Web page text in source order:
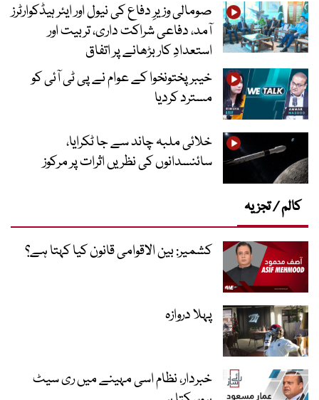
صومالی وزیرِ دفاع کی نیول اور ایئر ہیڈکوارٹرز
آمد، دفاعی شراکت داری، تربیت اور
استعدادِ کار بڑھانے پر اتفاق
خیبرپختونخوا کے عوام نے پی ٹی آئی کو
مسترد کردیا
خلائی ملبہ چاند سے جا ٹکرایا،
سائنسدانوں کی نظریں اثرات پر مرکوز
کالم / تجزیہ
کشمیر: بین الاقوامی قانون کیا کہتا ہے؟
پہلا دروازہ
خبردار، نظام اسی مہینے میں ری سیٹ